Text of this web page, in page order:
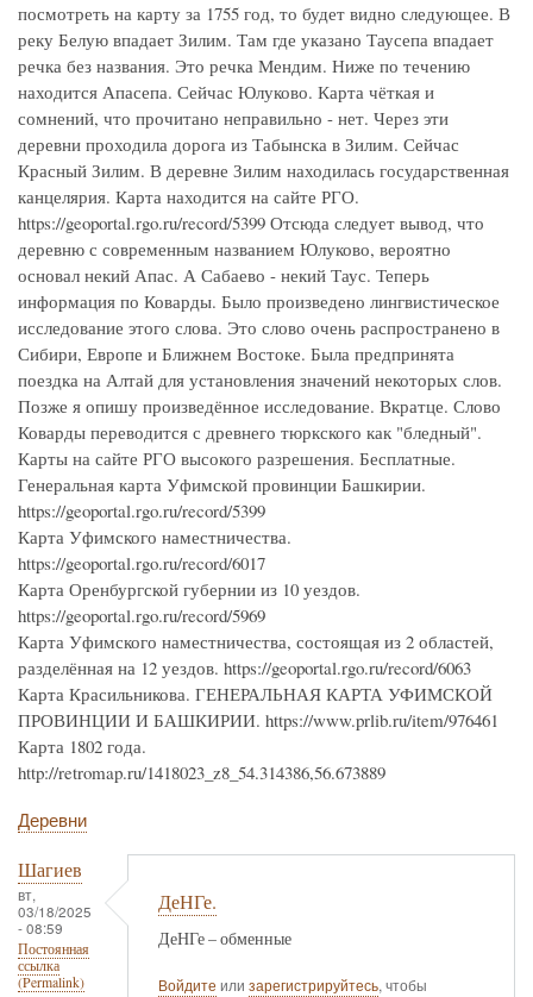
посмотреть на карту за 1755 год, то будет видно следующее. В
реку Белую впадает Зилим. Там где указано Таусепа впадает
речка без названия. Это речка Мендим. Ниже по течению
находится Апасепа. Сейчас Юлуково. Карта чёткая и
сомнений, что прочитано неправильно - нет. Через эти
деревни проходила дорога из Табынска в Зилим. Сейчас
Красный Зилим. В деревне Зилим находилась государственная
канцелярия. Карта находится на сайте РГО.
https://geoportal.rgo.ru/record/5399 Отсюда следует вывод, что
деревню с современным названием Юлуково, вероятно
основал некий Апас. А Сабаево - некий Таус. Теперь
информация по Коварды. Было произведено лингвистическое
исследование этого слова. Это слово очень распространено в
Сибири, Европе и Ближнем Востоке. Была предпринята
поездка на Алтай для установления значений некоторых слов.
Позже я опишу произведённое исследование. Вкратце. Слово
Коварды переводится с древнего тюркского как "бледный".
Карты на сайте РГО высокого разрешения. Бесплатные.
Генеральная карта Уфимской провинции Башкирии.
https://geoportal.rgo.ru/record/5399
Карта Уфимского наместничества.
https://geoportal.rgo.ru/record/6017
Карта Оренбургской губернии из 10 уездов.
https://geoportal.rgo.ru/record/5969
Карта Уфимского наместничества, состоящая из 2 областей,
разделённая на 12 уездов. https://geoportal.rgo.ru/record/6063
Карта Красильникова. ГЕНЕРАЛЬНАЯ КАРТА УФИМСКОЙ
ПРОВИНЦИИ И БАШКИРИИ. https://www.prlib.ru/item/976461
Карта 1802 года.
http://retromap.ru/1418023_z8_54.314386,56.673889
Деревни
Шагиев
вт,
03/18/2025
- 08:59
Постоянная
ссылка
(Permalink)
ДеНГе.
ДеНГе – обменные
Войдите или зарегистрируйтесь, чтобы